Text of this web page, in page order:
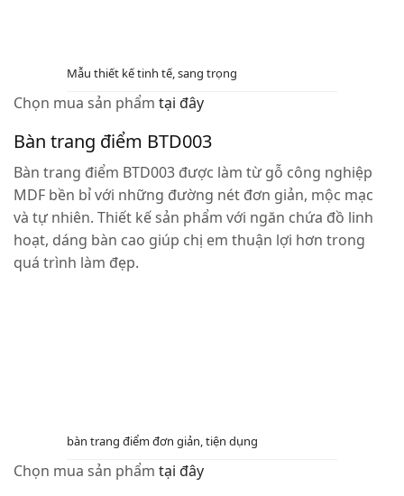
Mẫu thiết kế tinh tế, sang trọng
Chọn mua sản phẩmtại đây
Bàn trang điểm BTD003
Bàn trang điểm BTD003 được làm từ gỗ công nghiệp
MDF bền bỉ với những đường nét đơn giản, mộc mạc
và tự nhiên. Thiết kế sản phẩm với ngăn chứa đồ linh
hoạt, dáng bàn cao giúp chị em thuận lợi hơn trong
quá trình làm đẹp.
bàn trang điểm đơn giản, tiện dụng
Chọn mua sản phẩm tại đây